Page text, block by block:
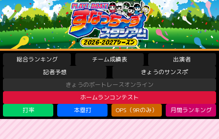
総合ランキング チーム成績表
出演者
記者予想
きょうのサンスポ
きょうのボートレースオンライン
ホームランコンテスト
打率
本塁打 OPS（9Rのみ） 月間ランキング